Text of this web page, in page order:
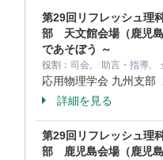
第29回リフレッシュ理
部 天文館会場（鹿児
であそぼう ～
役割： 司会, 助言・指導,
応用物理学会 九州支部
詳細を見る
第29回リフレッシュ理
部 鹿児島会場（鹿児